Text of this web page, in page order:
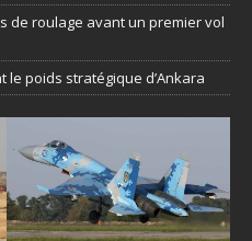
de roulage avant un premier vol
le poids stratégique d’Ankara